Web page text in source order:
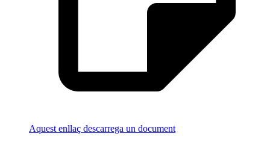
Aquest enllaç descarrega un document